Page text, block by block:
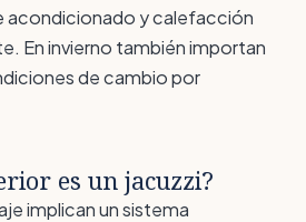
acondicionado y calefacción
En invierno también importan
de cambio por
es un jacuzzi?
implican un sistema